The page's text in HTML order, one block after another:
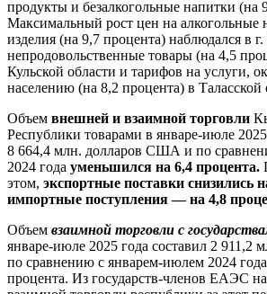
продукты и безалкогольные напитки (на
Максимальный рост цен на алкогольные
изделия (на 9,7 процента) наблюдался в
непродовольственные товары (на 4,5
Кульской области и тарифов на услуги,
населению (на 8,2 процента) в Таласской
Объем внешней и взаимной торговли
Республики товарами в январе-июле
8 664,4 млн. долларов США и по
2024 года уменьшился на 6,4 процента.
этом, экспортные поставки снизились
импортные поступления — на 4,8
Объем взаимной торговли с
январе-июле 2025 года составил 2
по сравнению с январем-июлем 2024
процента. Из государств-членов ЕАЭС